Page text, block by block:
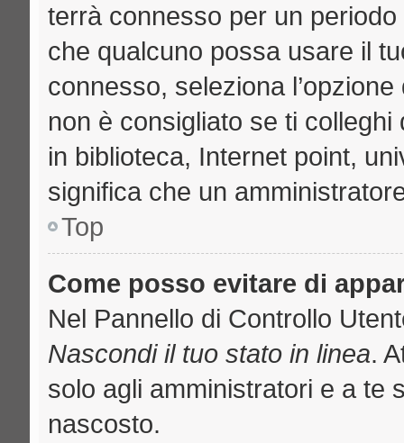
terrà connesso per un
che qualcuno possa usare il
connesso, seleziona
non è consigliato se ti
in biblioteca, Internet point,
significa che un
Top
Come posso evitare di
Nel Pannello di Controllo
Nascondi il tuo stato in linea.
solo agli amministratori e a te
nascosto.